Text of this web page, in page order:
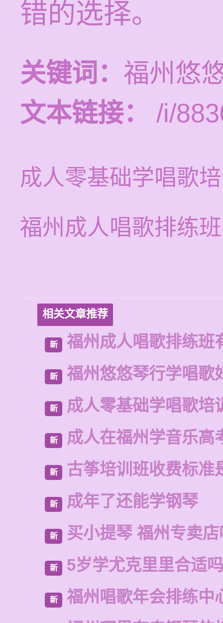
错的选择。
关键词： 福州悠
文本链接：
/i/
成人零基础学唱歌
福州成人唱歌排练
相关文章推荐
新 福州成人唱歌排练班
新 福州悠悠琴行学唱歌
新 成人零基础学唱歌培
新 成人在福州学音乐高
新 古筝培训班收费标准
新 成年了还能学钢琴
新 买小提琴 福州专卖
新 5岁学尤克里里合适
新
福州唱歌年会排练中